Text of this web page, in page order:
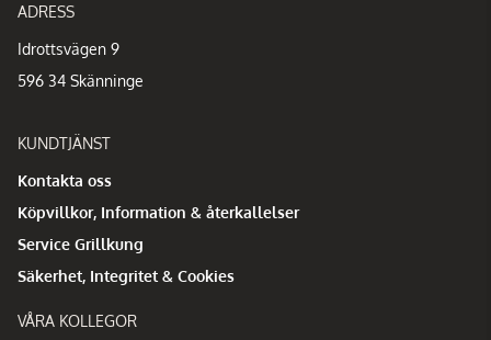
ADRESS
Idrottsvägen 9
596 34 Skänninge
KUNDTJÄNST
Kontakta oss
Köpvillkor, Information & återkallelser
Service Grillkung
Säkerhet, Integritet & Cookies
VÅRA KOLLEGOR